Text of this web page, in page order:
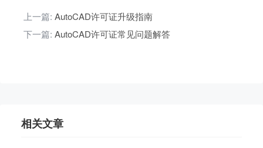
上一篇: AutoCAD许可证升级指南
下一篇: AutoCAD许可证常见问题解答
相关文章